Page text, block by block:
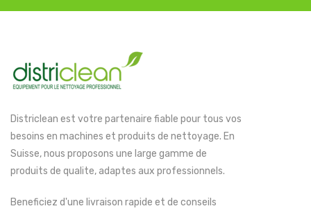
Districlean est votre partenaire fiable pour tous vos
besoins en machines et produits de nettoyage. En
Suisse, nous proposons une large gamme de
produits de qualite, adaptes aux professionnels.
Beneficiez d'une livraison rapide et de conseils